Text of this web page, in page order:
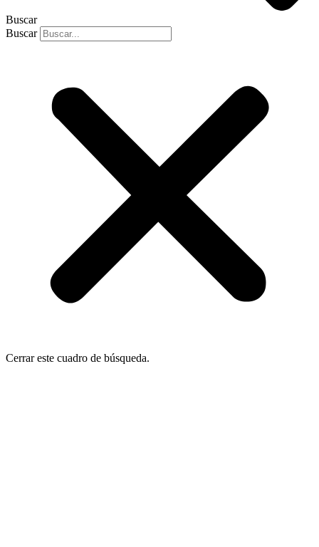
Buscar
Buscar
Cerrar este cuadro de búsqueda.